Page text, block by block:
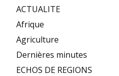
ACTUALITE
Afrique
Agriculture
Dernières minutes
ECHOS DE REGIONS